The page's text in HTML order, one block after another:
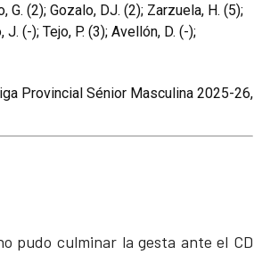
G. (2); Gozalo, DJ. (2); Zarzuela, H. (5);
(-); Tejo, P. (3); Avellón, D. (-);
Provincial Sénior Masculina 2025-26,
pudo culminar la gesta ante el CD